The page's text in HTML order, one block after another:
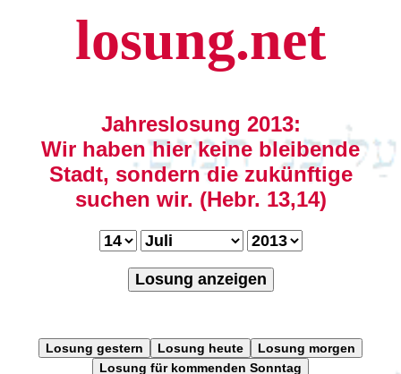
losung.net
Jahreslosung 2013:
Wir haben hier keine bleibende
Stadt, sondern die zukünftige
suchen wir. (Hebr. 13,14)
Losung anzeigen
Losung gestern Losung heute
Losung morgen
Losung für kommenden Sonntag